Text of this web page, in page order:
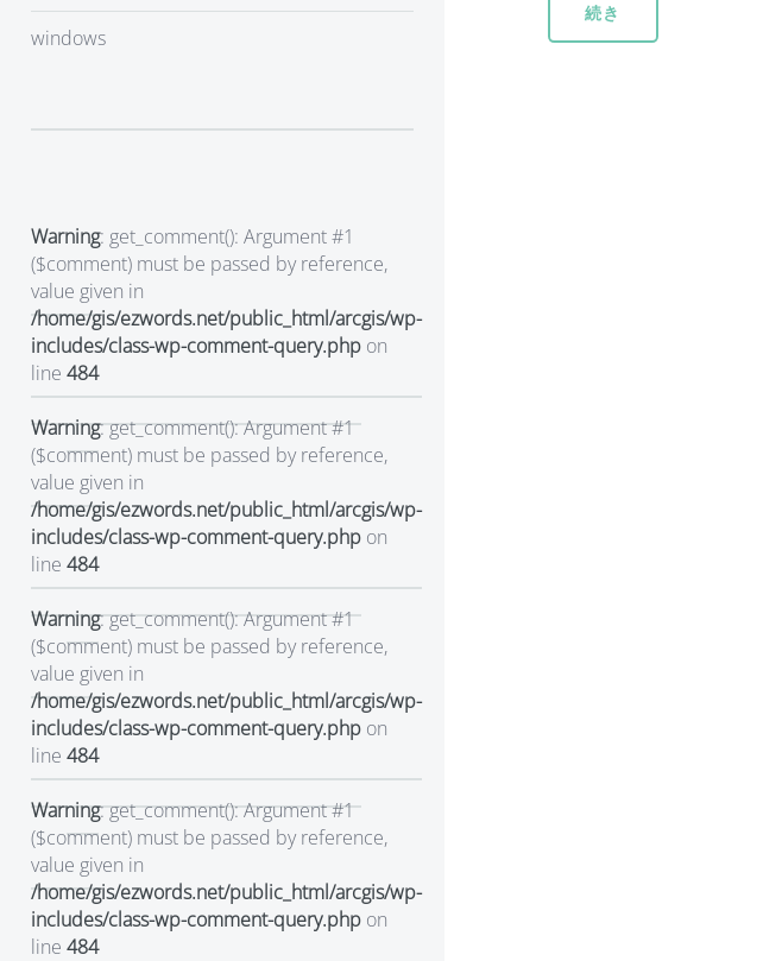
続き
windows
Warning: get_comment(): Argument #1
($comment) must be passed by reference,
value given in
/home/gis/ezwords.net/public_html/arcgis/wp-
includes/class-wp-comment-query.php on
line 484
Warning: get_comment(): Argument #1
($comment) must be passed by reference,
value given in
/home/gis/ezwords.net/public_html/arcgis/wp-
includes/class-wp-comment-query.php on
line 484
Warning: get_comment(): Argument #1
($comment) must be passed by reference,
value given in
/home/gis/ezwords.net/public_html/arcgis/wp-
includes/class-wp-comment-query.php on
line 484
Warning: get_comment(): Argument #1
($comment) must be passed by reference,
value given in
/home/gis/ezwords.net/public_html/arcgis/wp-
includes/class-wp-comment-query.php on
line 484